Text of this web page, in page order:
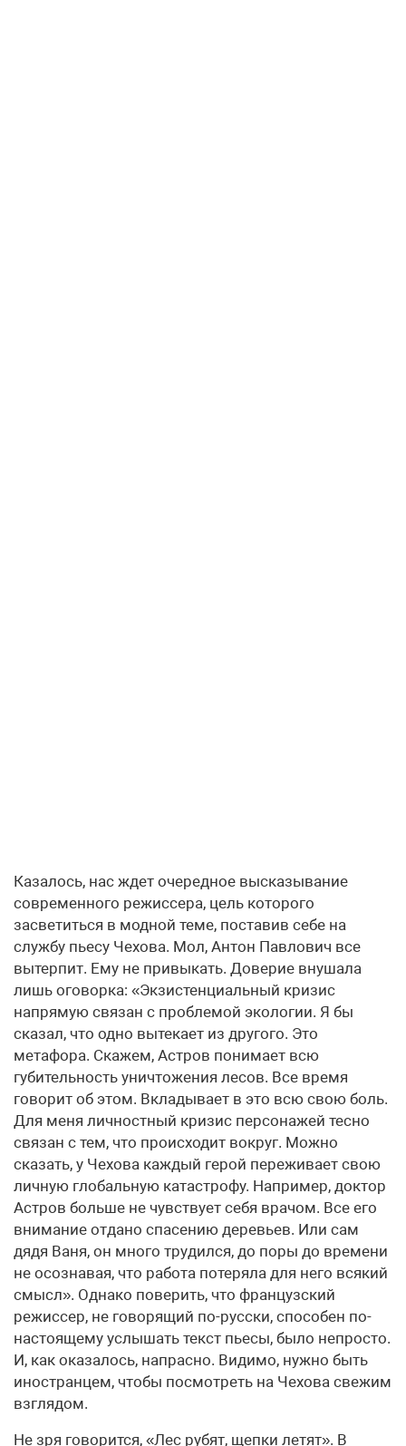
Казалось, нас ждет очередное высказывание
современного режиссера, цель которого
засветиться в модной теме, поставив себе на
службу пьесу Чехова. Мол, Антон Павлович все
вытерпит. Ему не привыкать. Доверие внушала
лишь оговорка: «Экзистенциальный кризис
напрямую связан с проблемой экологии. Я бы
сказал, что одно вытекает из другого. Это
метафора. Скажем, Астров понимает всю
губительность уничтожения лесов. Все время
говорит об этом. Вкладывает в это всю свою боль.
Для меня личностный кризис персонажей тесно
связан с тем, что происходит вокруг. Можно
сказать, у Чехова каждый герой переживает свою
личную глобальную катастрофу. Например, доктор
Астров больше не чувствует себя врачом. Все его
внимание отдано спасению деревьев. Или сам
дядя Ваня, он много трудился, до поры до времени
не осознавая, что работа потеряла для него всякий
смысл». Однако поверить, что французский
режиссер, не говорящий по-русски, способен по-
настоящему услышать текст пьесы, было непросто.
И, как оказалось, напрасно. Видимо, нужно быть
иностранцем, чтобы посмотреть на Чехова свежим
взглядом.
Не зря говорится, «Лес рубят, щепки летят». В